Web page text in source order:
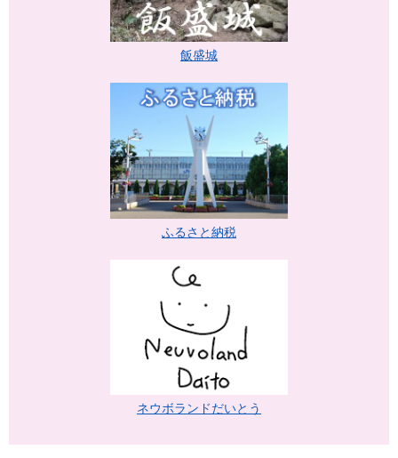
飯盛城
ふるさと納税
ネウボランドだいとう